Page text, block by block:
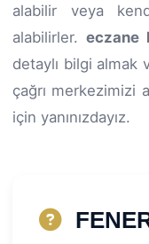
alabilir veya
alabilirler.eczane
detaylı bilgi
çağrı merkezimizi
için yanınızdayız.